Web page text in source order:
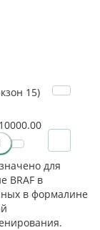
15)
10000.00
для
BRAF в
в формалине